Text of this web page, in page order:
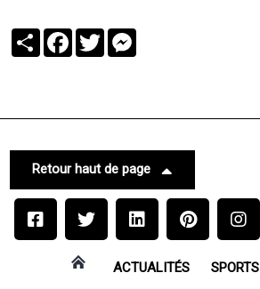
PartagerFacebook
Twitter
Retour haut de page
ACTUALITÉS SPORTS